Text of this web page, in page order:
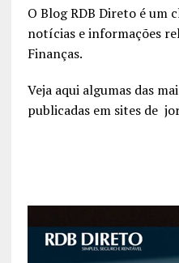
O Blog RDB Direto é um
notícias e informações
Finanças.
Veja aqui algumas das
publicadas em sites de